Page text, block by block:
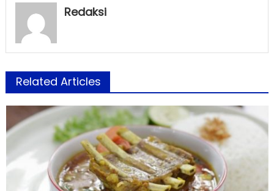
Redaksi
Related Articles